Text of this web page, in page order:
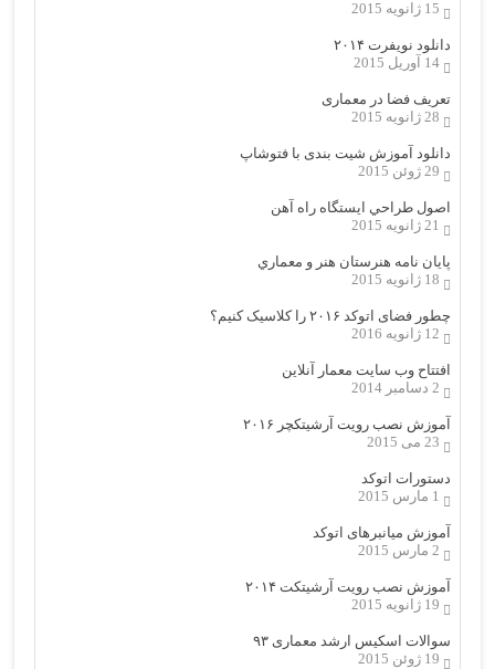
15 ژانویه 2015
دانلود نویفرت ۲۰۱۴
14 آوریل 2015
تعریف فضا در معماری
28 ژانویه 2015
دانلود آموزش شیت بندی با فتوشاپ
29 ژوئن 2015
اصول طراحي ایستگاه راه آهن
21 ژانویه 2015
پایان نامه هنرستان هنر و معماري
18 ژانویه 2015
چطور فضای اتوکد ۲۰۱۶ را کلاسیک کنیم؟
12 ژانویه 2016
افتتاح وب سایت معمار آنلاین
2 دسامبر 2014
آموزش نصب رویت آرشیتکچر ۲۰۱۶
23 می 2015
دستورات اتوکد
1 مارس 2015
آموزش میانبرهای اتوکد
2 مارس 2015
آموزش نصب رویت آرشیتکت ۲۰۱۴
19 ژانویه 2015
سوالات اسکیس ارشد معماری ۹۳
19 ژوئن 2015